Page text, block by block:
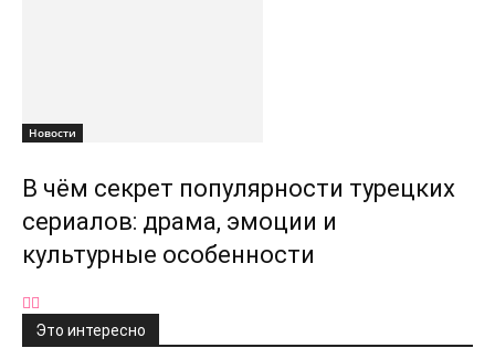
Новости
В чём секрет популярности турецких
сериалов: драма, эмоции и
культурные особенности
Это интересно